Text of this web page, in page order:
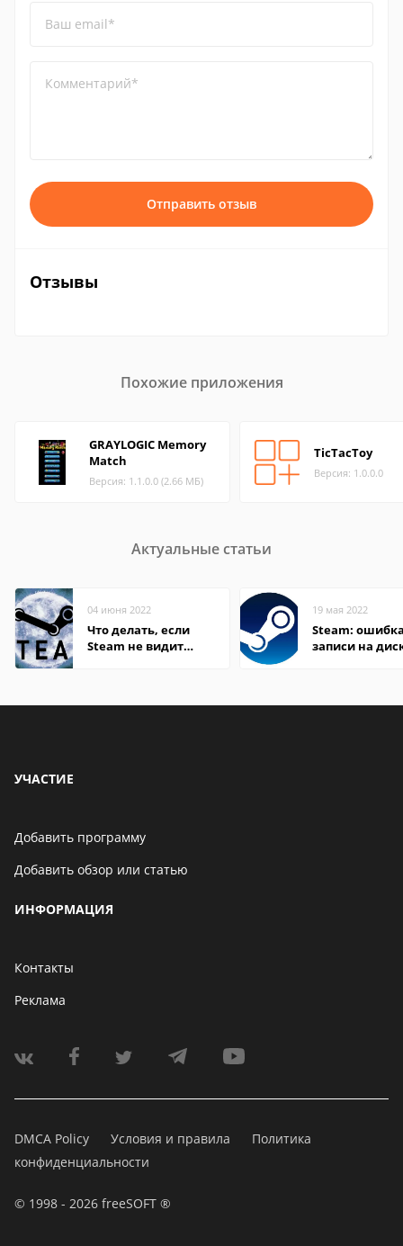
Ваш email*
Комментарий*
Отправить отзыв
Отзывы
Похожие приложения
GRAYLOGIC Memory
Match
Версия: 1.1.0.0 (2.66 МБ)
TicTacToy
Версия: 1.0.0.0
Актуальные статьи
04 июня 2022
Что делать, если
Steam не видит
19 мая 2022
Steam:
записи на
УЧАСТИЕ
Добавить программу
Добавить обзор или статью
ИНФОРМАЦИЯ
Контакты
Реклама
DMCA Policy Условия и правила
Политика
конфиденциальности
© 1998 - 2026 freeSOFT ®